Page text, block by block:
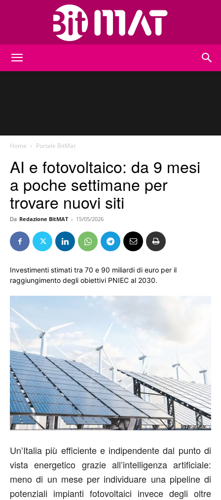
Home Portale BitMat
AI e fotovoltaico: da 9 mesi
a poche settimane per
trovare nuovi siti
Da Redazione BitMAT - 15/05/2026
Investimenti stimati tra 70 e 90 miliardi di euro per il
raggiungimento degli obiettivi PNIEC al 2030.
Un’Italia più efficiente e indipendente dal punto di
vista energetico grazie all’intelligenza artificiale:
meno di un mese per individuare una pipeline di
potenziali impianti fotovoltaici invece degli oltre